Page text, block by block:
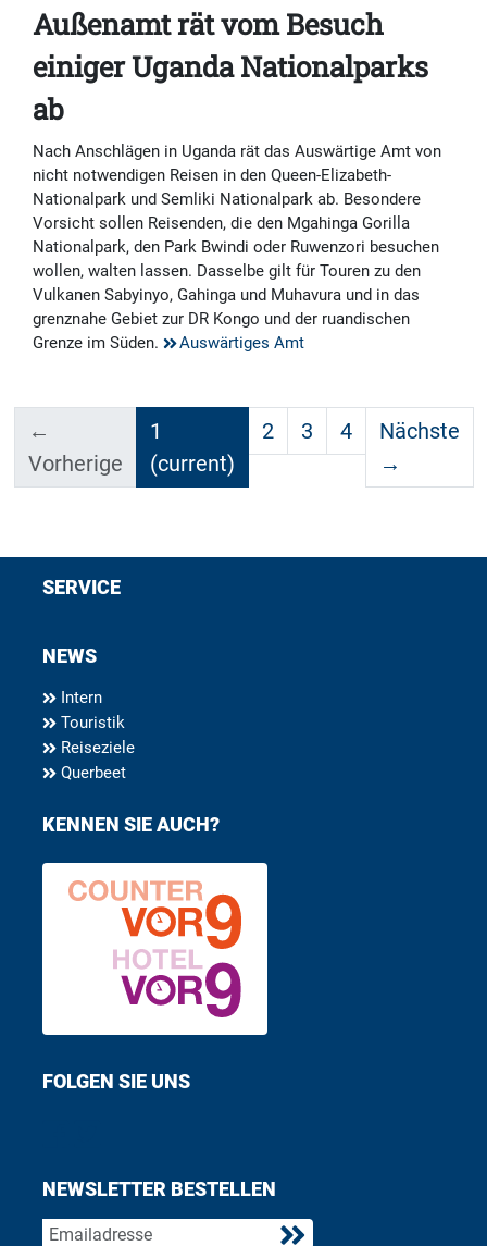
Außenamt rät vom Besuch
einiger Uganda Nationalparks
ab
Nach Anschlägen in Uganda rät das Auswärtige Amt von
nicht notwendigen Reisen in den Queen-Elizabeth-
Nationalpark und Semliki Nationalpark ab. Besondere
Vorsicht sollen Reisenden, die den Mgahinga Gorilla
Nationalpark, den Park Bwindi oder Ruwenzori besuchen
wollen, walten lassen. Dasselbe gilt für Touren zu den
Vulkanen Sabyinyo, Gahinga und Muhavura und in das
grenznahe Gebiet zur DR Kongo und der ruandischen
Grenze im Süden.
Auswärtiges Amt
←
Vorherige
1
(current)
2 3 4
Nächste
→
SERVICE
NEWS
Intern
Touristik
Reiseziele
Querbeet
KENNEN SIE AUCH?
FOLGEN SIE UNS
NEWSLETTER BESTELLEN